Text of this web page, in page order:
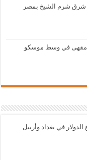
مقهى في وسط موسكو
في بغداد وأربيل